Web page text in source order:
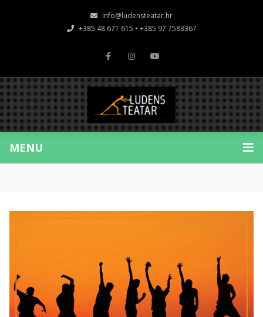
info@ludensteatar.hr
+385 48 671 615 • +385 97 7583367
MENU